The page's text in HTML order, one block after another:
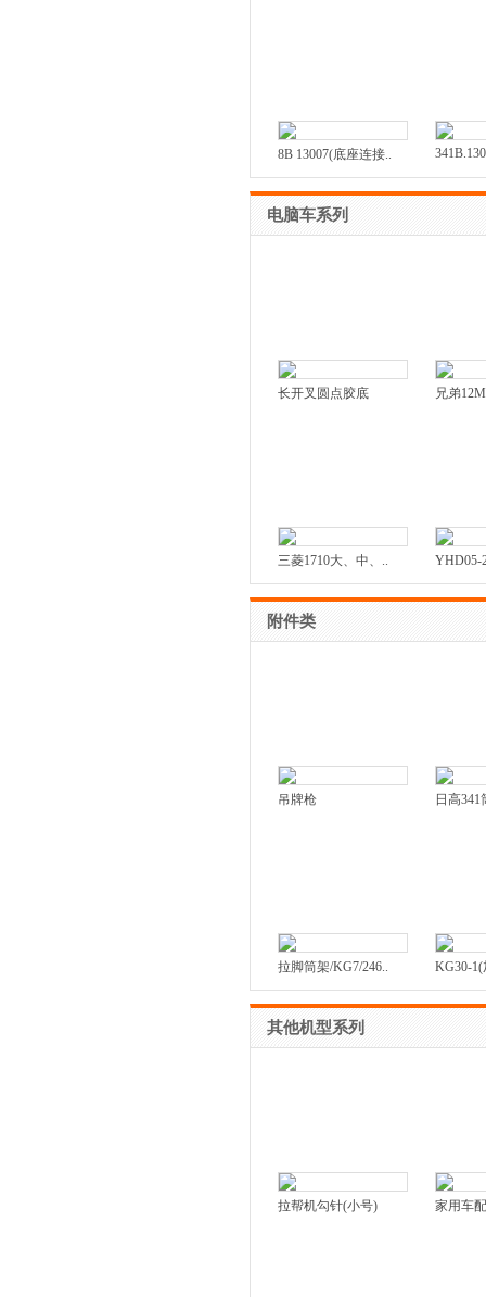
8B 13007(底座连接..
电脑车系列
长开叉圆点胶底 兄弟
三菱1710大、中、.. YHD05-
附件类
吊牌枪 日高341
拉脚筒架/KG7/246.. KG30-
其他机型系列
拉帮机勾针(小号) 家用车